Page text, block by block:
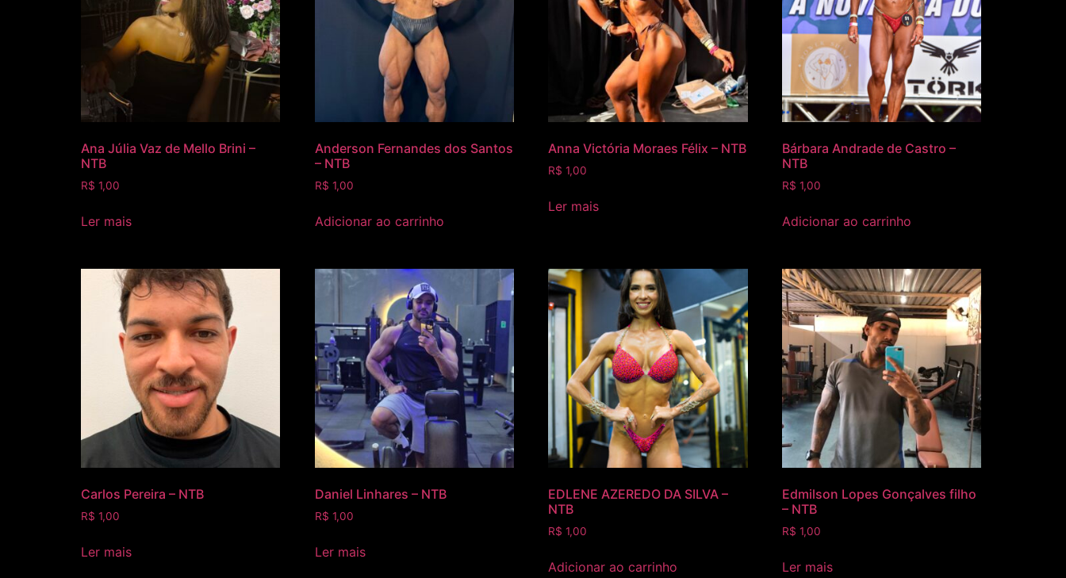
Ana Júlia Vaz de Mello Brini –
NTB
R$ 1,00
Ler mais
Anderson Fernandes dos Santos
– NTB
R$ 1,00
Adicionar ao carrinho
Anna Victória Moraes Félix – NTB
R$ 1,00
Ler mais
Bárbara Andrade de Castro –
NTB
R$ 1,00
Adicionar ao carrinho
Carlos Pereira – NTB
R$ 1,00
Ler mais
Daniel Linhares – NTB
R$ 1,00
Ler mais
EDLENE AZEREDO DA SILVA –
NTB
R$ 1,00
Adicionar ao carrinho
Edmilson Lopes Gonçalves filho
– NTB
R$ 1,00
Ler mais